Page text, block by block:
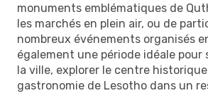
monuments emblématiques de
les marchés en plein air, ou de
nombreux événements organisés
également une période idéale pour
la ville, explorer le centre
gastronomie de Lesotho dans un